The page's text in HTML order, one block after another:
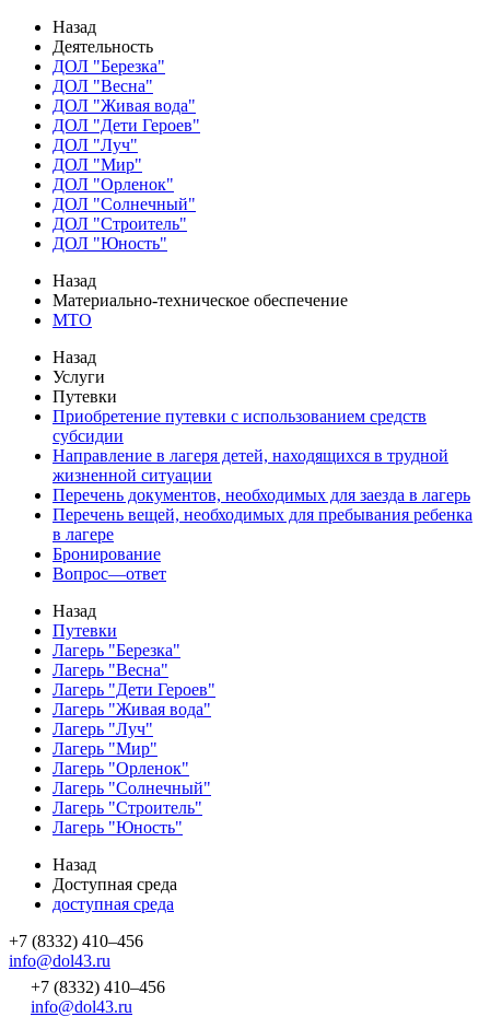
Назад
Деятельность
ДОЛ "Березка"
ДОЛ "Весна"
ДОЛ "Живая вода"
ДОЛ "Дети Героев"
ДОЛ "Луч"
ДОЛ "Мир"
ДОЛ "Орленок"
ДОЛ "Солнечный"
ДОЛ "Строитель"
ДОЛ "Юность"
Назад
Материально-техническое обеспечение
МТО
Назад
Услуги
Путевки
Приобретение путевки с использованием средств
субсидии
Направление в лагеря детей, находящихся в трудной
жизненной ситуации
Перечень документов, необходимых для заезда в лагерь
Перечень вещей, необходимых для пребывания ребенка
в лагере
Бронирование
Вопрос—ответ
Назад
Путевки
Лагерь "Березка"
Лагерь "Весна"
Лагерь "Дети Героев"
Лагерь "Живая вода"
Лагерь "Луч"
Лагерь "Мир"
Лагерь "Орленок"
Лагерь "Солнечный"
Лагерь "Строитель"
Лагерь "Юность"
Назад
Доступная среда
доступная среда
+7 (8332) 410–456
info@dol43.ru
+7 (8332) 410–456
info@dol43.ru